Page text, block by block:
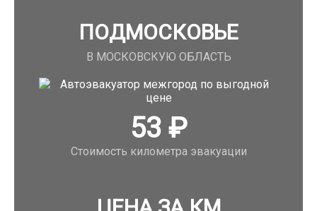
ПОДМОСКОВЬЕ
В МОСКОВСКУЮ ОБЛАСТЬ
53₽
Стоимость километра эвакуации